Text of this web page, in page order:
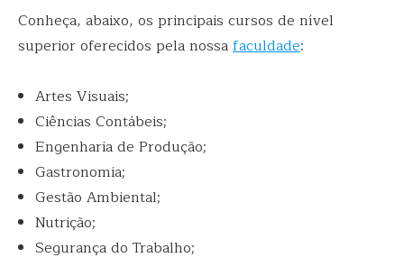
Conheça, abaixo, os principais cursos de nível
superior oferecidos pela nossafaculdade:
Artes Visuais;
Ciências Contábeis;
Engenharia de Produção;
Gastronomia;
Gestão Ambiental;
Nutrição;
Segurança do Trabalho;